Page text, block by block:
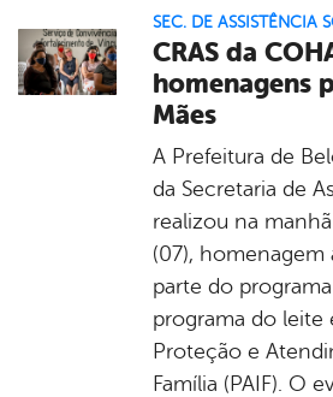
SEC. DE ASSISTÊNCIA
CRAS da
homenagens
Mães
A Prefeitura de
da Secretaria de
realizou na
(07), homenagem
parte do
programa do leite
Proteção e
Família (PAIF). O